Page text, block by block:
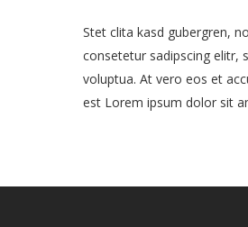
Stet clita kasd gubergren,
consetetur sadipscing elitr,
voluptua. At vero eos et
est Lorem ipsum dolor sit